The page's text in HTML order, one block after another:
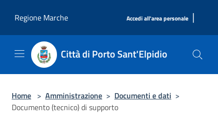
Regione Marche
Accedi all'area personale |
Città di Porto Sant'Elpidio
Home > Amministrazione > Documenti e dati >
Documento (tecnico) di supporto